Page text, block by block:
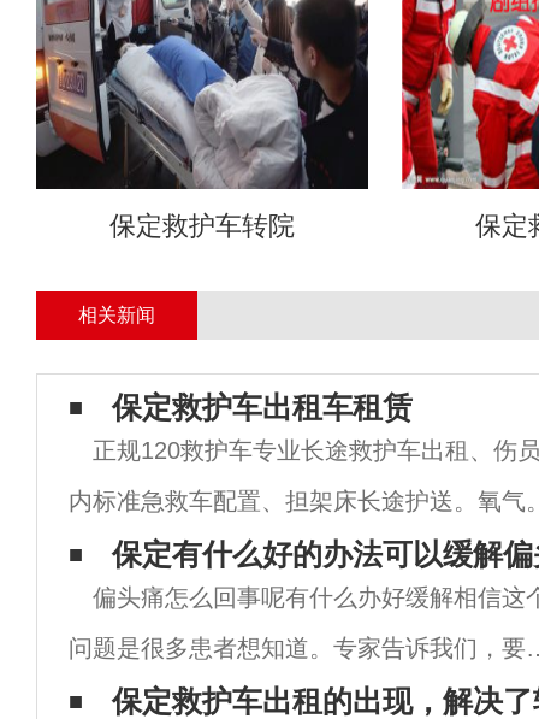
保定救护车转院 保定
相关新闻
保定救护车出租车租赁
正规120救护车专业长途救护车出租、伤
内标准急救车配置、担架床长途护送。氧气
微量泵。等等急救设备。 救护车租赁，
保定有什么好的办法可以缓解
偏头痛怎么回事呢有什么办好缓解相信这
问题是很多患者想知道。专家告诉我们，要
治愈头痛，首先要找到头痛的原因，然后有
保定救护车出租的出现，解决